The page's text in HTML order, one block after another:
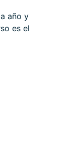
año y
es el